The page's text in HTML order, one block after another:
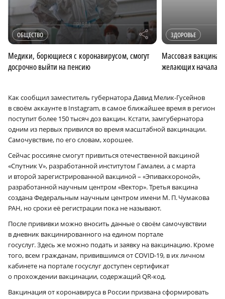
ОБЩЕСТВО r
Медики, борющиеся с коронавирусом, смогут
досрочно выйти на пенсию
ЗДОРОВЬЕ
Массовая
желающих
Как сообщил заместитель губернатора Давид Мелик-Гусейнов
в своём аккаунте в Instagram, в самое ближайшее время в регион
поступит более 150 тысяч доз вакцин. Кстати, замгубернатора
одним из первых привился во время масштабной вакцинации.
Самочувствие, по его словам, хорошее.
Сейчас россияне смогут привиться отечественной вакциной
«Спутник V», разработанной институтом Гамалеи, а с марта
и второй зарегистрированной вакциной – «Эпиваккороной»,
разработанной научным центром «Вектор». Третья вакцина
создана Федеральным научным центром имени М. П. Чумакова
РАН, но сроки её регистрации пока не называют.
После прививки можно вносить данные о своём самочувствии
в дневник вакцинированного на едином портале
госуслуг. Здесь же можно подать и заявку на вакцинацию. Кроме
того, всем гражданам, привившимся от COVID‑19, в их личном
кабинете на портале госуслуг доступен сертификат
о прохождении вакцинации, содержащий QR-код.
Вакцинация от коронавируса в России призвана сформировать